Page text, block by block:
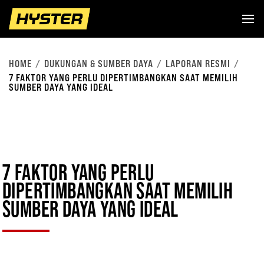
HOME DUKUNGAN & SUMBER DAYA
LAPORAN RESMI
7 FAKTOR YANG PERLU DIPERTIMBANGKAN SAAT MEMILIH
SUMBER DAYA YANG IDEAL
7 FAKTOR YANG PERLU
DIPERTIMBANGKAN SAAT MEMILIH
SUMBER DAYA YANG IDEAL